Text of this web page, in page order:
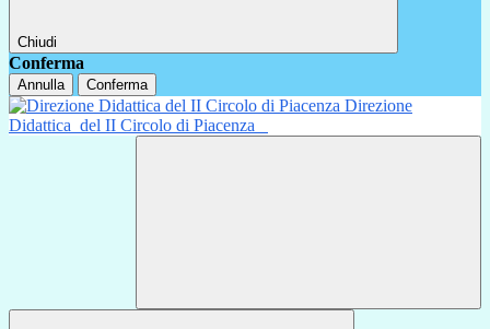
Chiudi
Conferma
Annulla Conferma
Direzione
Didattica del II Circolo di Piacenza